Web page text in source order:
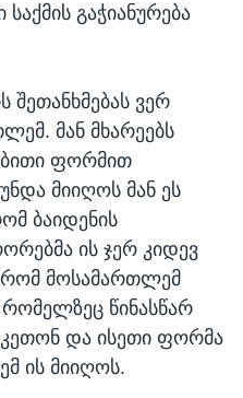
გაჭიანურება
შეთანხმებას ვერ
მან მხარეებს
ფორმით
მიიღოს მან ეს
ბაიდენის
ის ჯერ კიდევ
რომ მოსამართლემ
რომელზეც წინასწარ
და ისეთი ფორმა
ის მიიღოს.